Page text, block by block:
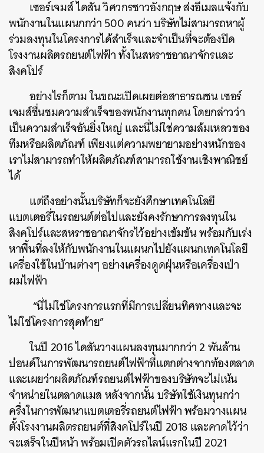
เซอร์เจมส์ ไดสัน วิศวกรชาวอังกฤษ ส่งอีเมลแจ้งกับ
พนักงานในแผนกกว่า 500 คนว่า บริษัทไม่สามารถหาผู้
ร่วมลงทุนในโครงการได้สำเร็จและจำเป็นที่จะต้องปิด
โรงงานผลิตรถยนต์ไฟฟ้า ทั้งในสหราชอาณาจักรและ
สิงคโปร์
อย่างไรก็ตาม ในขณะเปิดเผยต่อสาธารณชน เซอร์
เจมส์ชื่นชมความสำเร็จของพนักงานทุกคน โดยกล่าวว่า
เป็นความสำเร็จอันยิ่งใหญ่ และนี่ไม่ใช่ความล้มเหลวของ
ทีมหรือผลิตภัณฑ์ เพียงแต่ความพยายามอย่างหนักของ
เราไม่สามารถทำให้ผลิตภัณฑ์สามารถใช้งานเชิงพาณิชย์
ได้
แต่ถึงอย่างนั้นบริษัทก็จะยังศึกษาเทคโนโลยี
แบตเตอรี่ในรถยนต์ต่อไปและยังคงรักษาการลงทุนใน
สิงคโปร์และสหราชอาณาจักรไว้อย่างเข้มข้น พร้อมกับเร่ง
หาพื้นที่ลงให้กับพนักงานในแผนกไปยังแผนกเทคโนโลยี
เครื่องใช้ในบ้านต่างๆ อย่างเครื่องดูดฝุ่นหรือเครื่องเป่า
ผมไฟฟ้า
“นี่ไม่ใช่โครงการแรกที่มีการเปลี่ยนทิศทางและจะ
ไม่ใช่โครงการสุดท้าย”
ในปี 2016 ไดสันวางแผนลงทุนมากกว่า 2 พันล้าน
ปอนด์ในการพัฒนารถยนต์ไฟฟ้าที่แตกต่างจากท้องตลาด
และเผยว่าผลิตภัณฑ์รถยนต์ไฟฟ้าของบริษัทจะไม่เน้น
จำหน่ายในตลาดแมส หลังจากนั้น บริษัทใช้เงินทุนกว่า
ครึ่งในการพัฒนาแบตเตอรี่รถยนต์ไฟฟ้า พร้อมวางแผน
ตั้งโรงงานผลิตรถยนต์ที่สิงคโปร์ในปี 2018 และคาดไว้ว่า
จะเสร็จในปีหน้า พร้อมเปิดตัวรถไลน์แรกในปี 2021